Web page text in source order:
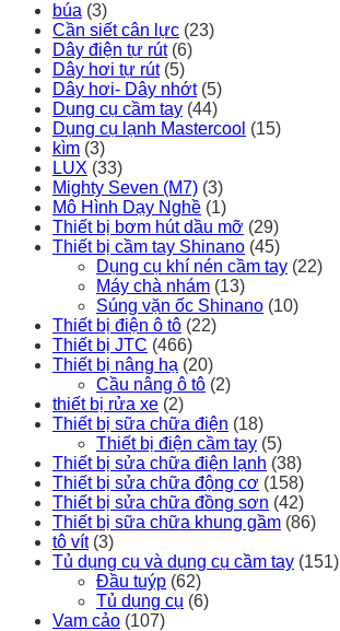
búa (3)
Cần siết cân lực (23)
Dây điện tự rút (6)
Dây hơi tự rút (5)
Dây hơi- Dây nhớt (5)
Dụng cụ cầm tay (44)
Dụng cụ lạnh Mastercool (15)
kìm (3)
LUX (33)
Mighty Seven (M7) (3)
Mô Hình Dạy Nghề (1)
Thiết bị bơm hút dầu mỡ (29)
Thiết bị cầm tay Shinano (45)
Dụng cụ khí nén cầm tay (22)
Máy chà nhám (13)
Súng vặn ốc Shinano (10)
Thiết bị điện ô tô (22)
Thiết bị JTC (466)
Thiết bị nâng hạ (20)
Cầu nâng ô tô (2)
thiết bị rửa xe (2)
Thiết bị sữa chữa điện (18)
Thiết bị điện cầm tay (5)
Thiết bị sửa chữa điện lạnh (38)
Thiết bị sửa chữa động cơ (158)
Thiết bị sửa chữa đồng sơn (42)
Thiết bị sữa chữa khung gầm (86)
tô vít (3)
Tủ dụng cụ và dụng cụ cầm tay (151)
Đầu tuýp (62)
Tủ dụng cụ (6)
Vam cảo (107)